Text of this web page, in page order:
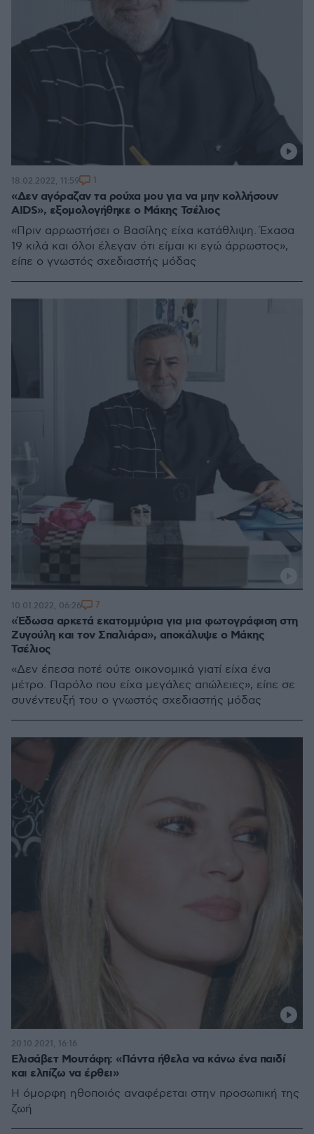
«Δεν αγόραζαν τα ρούχα μου για να μην κολλήσουν
AIDS», εξομολογήθηκε ο Μάκης Τσέλιος
«Πριν αρρωστήσει ο Βασίλης είχα κατάθλιψη. Έχασα
19 κιλά και όλοι έλεγαν ότι είμαι κι εγώ άρρωστος»,
είπε ο γνωστός σχεδιαστής μόδας
18.02.2022, 11:59 1
«Έδωσα αρκετά εκατομμύρια για μια φωτογράφιση στη
Ζυγούλη και τον Σπαλιάρα», αποκάλυψε ο Μάκης
Τσέλιος
«Δεν έπεσα ποτέ ούτε οικονομικά γιατί είχα ένα
μέτρο. Παρόλο που είχα μεγάλες απώλειες», είπε σε
συνέντευξή του ο γνωστός σχεδιαστής μόδας
10.01.2022, 06:26 7
Ελισάβετ Μουτάφη: «Πάντα ήθελα να κάνω ένα παιδί
και ελπίζω να έρθει»
Η όμορφη ηθοποιός αναφέρεται στην προσωπική της
ζωή
20.10.2021, 16:16